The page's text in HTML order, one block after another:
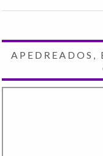
APEDREADOS,